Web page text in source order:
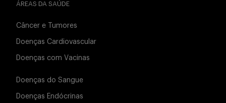
ÁREAS DA SAÚDE
Câncer e Tumores
Doenças Cardiovascular
Doenças com Vacinas
Doenças do Sangue
Doenças Endócrinas